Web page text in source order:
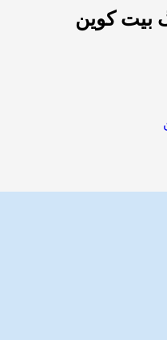
بیت کوین